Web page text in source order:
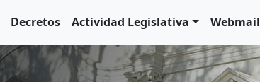
Decretos Actividad Legislativa Webmail